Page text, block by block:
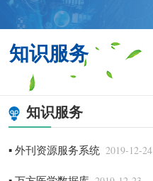
知识服务
知识服务
▪ 外刊资源服务系统 2019-12-24